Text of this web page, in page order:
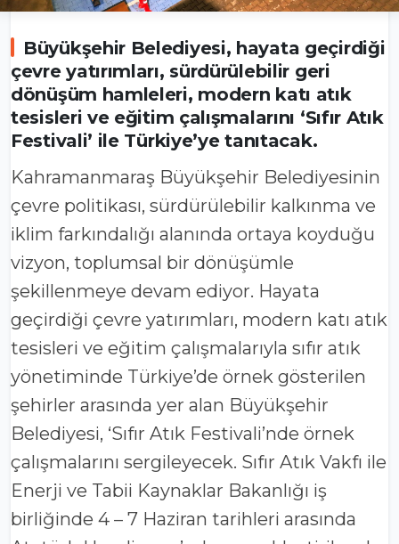
Büyükşehir Belediyesi, hayata geçirdiği
çevre yatırımları, sürdürülebilir geri
dönüşüm hamleleri, modern katı atık
tesisleri ve eğitim çalışmalarını ‘Sıfır Atık
Festivali’ ile Türkiye’ye tanıtacak.
Kahramanmaraş Büyükşehir Belediyesinin
çevre politikası, sürdürülebilir kalkınma ve
iklim farkındalığı alanında ortaya koyduğu
vizyon, toplumsal bir dönüşümle
şekillenmeye devam ediyor. Hayata
geçirdiği çevre yatırımları, modern katı atık
tesisleri ve eğitim çalışmalarıyla sıfır atık
yönetiminde Türkiye’de örnek gösterilen
şehirler arasında yer alan Büyükşehir
Belediyesi, ‘Sıfır Atık Festivali’nde örnek
çalışmalarını sergileyecek. Sıfır Atık Vakfı ile
Enerji ve Tabii Kaynaklar Bakanlığı iş
birliğinde 4 – 7 Haziran tarihleri arasında